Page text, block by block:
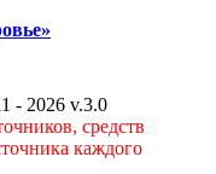
- 2026 v.3.0
средств
каждого